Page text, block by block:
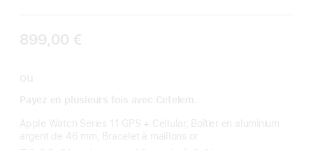
899,00 €
ou
Payez en plusieurs fois avec Cetelem.
Apple Watch Series 11 GPS + Cellular, Boîtier en aluminium
argent de 46 mm, Bracelet à maillons or